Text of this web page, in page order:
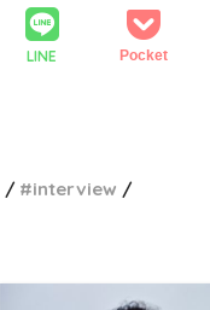
LINE Pocket
interview